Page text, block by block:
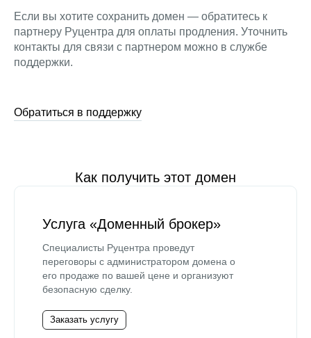
Если вы хотите сохранить домен — обратитесь к
партнеру Руцентра для оплаты продления. Уточнить
контакты для связи с партнером можно в службе
поддержки.
Обратиться в поддержку
Как получить этот домен
Услуга «Доменный брокер»
Специалисты Руцентра проведут
переговоры с администратором домена о
его продаже по вашей цене и организуют
безопасную сделку.
Заказать услугу